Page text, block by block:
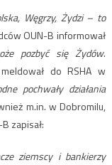
Węgrzy, Żydzi – to
OUN-B informował
pozbyć się Żydów.
do RSHA w
pochwały działania
m.in. w Dobromilu,
zapisał:
ziemscy i bankierzy